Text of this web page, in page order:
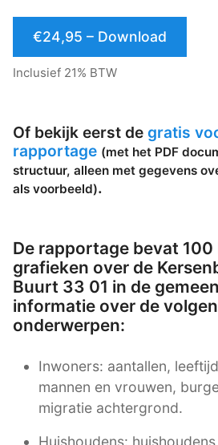
€24,95 – Download
Inclusief 21% BTW
Of bekijk eerst de gratis
rapportage (met het PDF
structuur, alleen met gegevens
als voorbeeld).
De rapportage bevat
grafieken over de
Buurt 33 01 in de
informatie over de
onderwerpen:
Inwoners: aantallen,
mannen en vrouwen,
migratie achtergrond.
Huishoudens: